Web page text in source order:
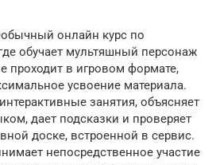
онлайн курс по
обучает мультяшный персонаж
проходит в игровом формате,
усвоение материала.
занятия, объясняет
дает подсказки и проверяет
доске, встроенной в сервис.
непосредственное участие